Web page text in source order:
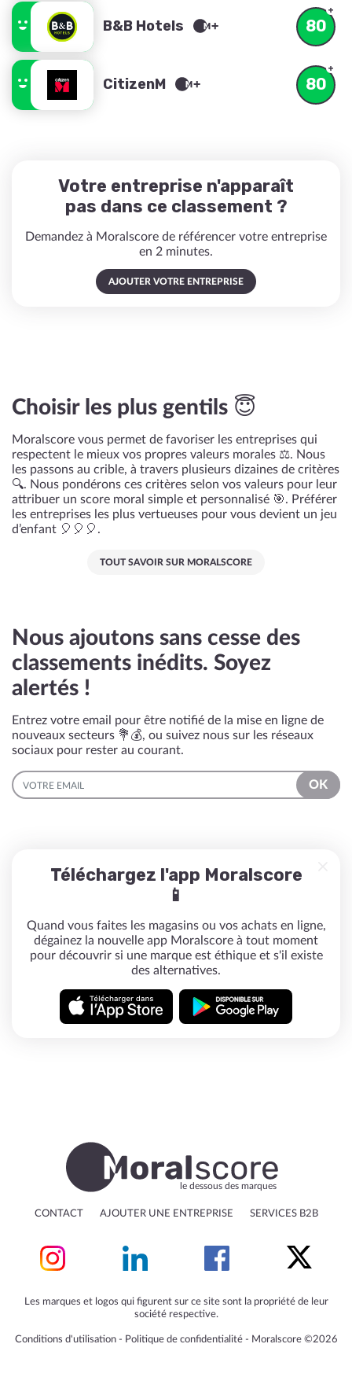
B&B Hotels 80
CitizenM 80
Votre entreprise n'apparaît
pas dans ce classement ?
Demandez à Moralscore de référencer votre entreprise
en 2 minutes.
AJOUTER VOTRE ENTREPRISE
Choisir les plus gentils 😇
Moralscore vous permet de favoriser les entreprises qui
respectent le mieux vos propres valeurs morales ⚖️. Nous
les passons au crible, à travers plusieurs dizaines de critères
🔍. Nous pondérons ces critères selon vos valeurs pour leur
attribuer un score moral simple et personnalisé 🎯. Préférer
les entreprises les plus vertueuses pour vous devient un jeu
d’enfant 🎈🎈🎈.
TOUT SAVOIR SUR MORALSCORE
Nous ajoutons sans cesse des
classements inédits. Soyez
alertés !
Entrez votre email pour être notifié de la mise en ligne de
nouveaux secteurs 💐💰, ou suivez nous sur les réseaux
sociaux pour rester au courant.
EMAIL
OK
Téléchargez l'app Moralscore
📱
Quand vous faites les magasins ou vos achats en ligne,
dégainez la nouvelle app Moralscore à tout moment
pour découvrir si une marque est éthique et s'il existe
des alternatives.
le dessous des marques
CONTACT AJOUTER UNE ENTREPRISE SERVICES B2B
Les marques et logos qui figurent sur ce site sont la propriété de leur
société respective.
Conditions d'utilisation‐ Politique de confidentialité‐ Moralscore ©2026